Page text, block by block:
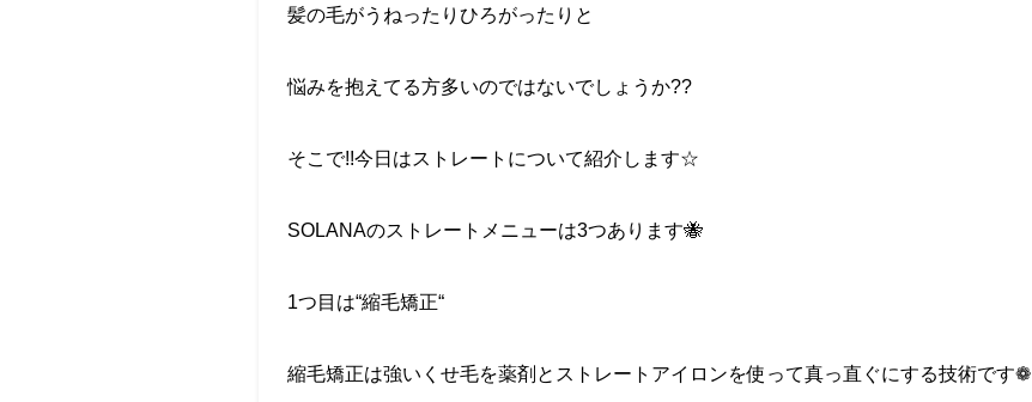
髪の毛がうねったりひろがったりと
悩みを抱えてる方多いのではないでしょうか??
そこで!!今日はストレートについて紹介します☆
SOLANAのストレートメニューは3つあります🐝
1つ目は“縮毛矯正“
縮毛矯正は強いくせ毛を薬剤とストレートアイロンを使って真っ直ぐにする技術です❁︎